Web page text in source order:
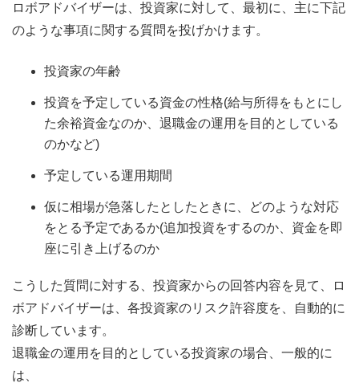
ロボアドバイザーは、投資家に対して、最初に、主に下記
のような事項に関する質問を投げかけます。
投資家の年齢
投資を予定している資金の性格(給与所得をもとにし
た余裕資金なのか、退職金の運用を目的としている
のかなど)
予定している運用期間
仮に相場が急落したとしたときに、どのような対応
をとる予定であるか(追加投資をするのか、資金を即
座に引き上げるのか
こうした質問に対する、投資家からの回答内容を見て、ロ
ボアドバイザーは、各投資家のリスク許容度を、自動的に
診断しています。
退職金の運用を目的としている投資家の場合、一般的に
は、